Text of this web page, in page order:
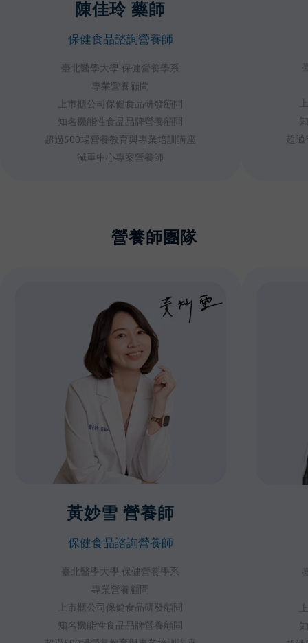
陳佳玲 藥師
保健食品諮詢營養師
臺北醫學大學 保健營養學系
專業營養顧問
上市櫃公司保健食品研發顧問
知名機能性食品品牌營養顧問
超過500場營養教育與專業培訓講座
減重中心專案營養師
超
營養師團隊
黃妙雪 營養師
保健食品諮詢營養師
臺北醫學大學 保健營養學系
專業營養顧問
上市櫃公司保健食品研發顧問
知名機能性食品品牌營養顧問